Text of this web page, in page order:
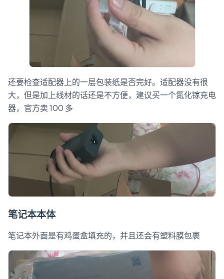
还要检查适配器上的一层包装纸是否完好。适配器没有很
大，但是加上线材的话还是不方便，建议买一个氮化镓充电
器，官方卖 100 多
笔记本本体
笔记本外面是有鸡蛋盒填充的，并且还会有塑料膜包裹